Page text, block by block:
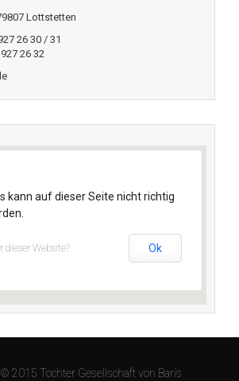
Lottstetten
26 30 / 31
26 32
kann auf dieser Seite nicht richtig
dieser Website? Ok
© 2015 Tochter Gesellschaft von Baris